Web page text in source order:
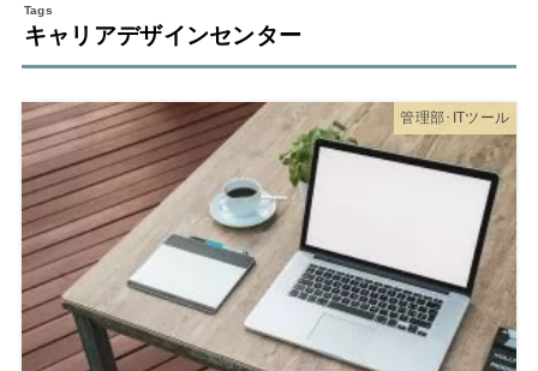
キャリアデザインセンター
管理部･ITツール